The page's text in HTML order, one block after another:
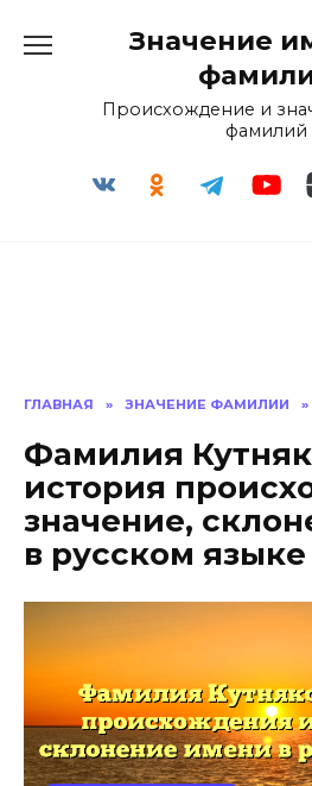
Значение
Происхождение и
фамилий
ГЛАВНАЯ » ЗНАЧЕНИЕ ФАМИЛИИ »
Фамилия
история
значение,
в русском языке